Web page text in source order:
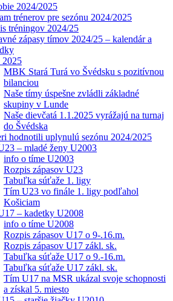
2024/2025
trénerov pre sezónu 2024/2025
tréningov 2024/25
zápasy tímov 2024/25 – kalendár a
MBK Stará Turá vo Švédsku s pozitívnou
bilanciou
Naše tímy úspešne zvládli základné
skupiny v Lunde
Naše dievčatá 1.1.2025 vyrážajú na turnaj
do Švédska
hodnotili uplynulú sezónu 2024/2025
– mladé ženy U2003
info o tíme U2003
Rozpis zápasov U23
Tabuľka súťaže 1. ligy
Tím U23 vo finále 1. ligy podľahol
Košiciam
– kadetky U2008
info o tíme U2008
Rozpis zápasov U17 o 9-.16.m.
Rozpis zápasov U17 zákl. sk.
Tabuľka súťaže U17 o 9.-16.m.
Tabuľka súťaže U17 zákl. sk.
Tím U17 na MSR ukázal svoje schopnosti
a získal 5. miesto